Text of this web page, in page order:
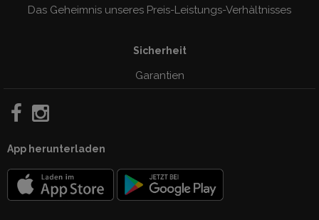
Das Geheimnis unseres Preis-Leistungs-Verhàltnisses
Sicherheit
Garantien
App herunterladen